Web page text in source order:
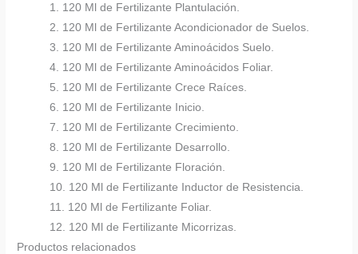
1. 120 Ml de Fertilizante Plantulación.
2. 120 Ml de Fertilizante Acondicionador de Suelos.
3. 120 Ml de Fertilizante Aminoácidos Suelo.
4. 120 Ml de Fertilizante Aminoácidos Foliar.
5. 120 Ml de Fertilizante Crece Raíces.
6. 120 Ml de Fertilizante Inicio.
7. 120 Ml de Fertilizante Crecimiento.
8. 120 Ml de Fertilizante Desarrollo.
9. 120 Ml de Fertilizante Floración.
10. 120 Ml de Fertilizante Inductor de Resistencia.
11. 120 Ml de Fertilizante Foliar.
12. 120 Ml de Fertilizante Micorrizas.
Productos relacionados